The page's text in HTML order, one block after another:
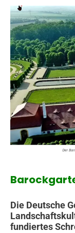
Die Deutsche
fundiertes